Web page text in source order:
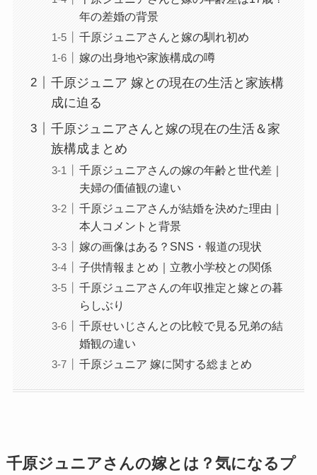
年の差婚の背景
千原ジュニアさんと嫁の馴れ初め
嫁の出身地や家族構成の噂
千原ジュニア 嫁との現在の生活と家族構
成に迫る
千原ジュニアさんと嫁の現在の生活＆家
族構成まとめ
千原ジュニアさんの嫁の年齢と世代差｜
夫婦の価値観の違い
千原ジュニアさんが結婚を決めた理由｜
本人コメントと背景
嫁の画像はある？SNS・報道の現状
子供情報まとめ｜立教小学校との関係
千原ジュニアさんの年収推定と嫁との暮
らしぶり
千原せいじさんとの比較で見る兄弟の結
婚観の違い
千原ジュニア 嫁に関する総まとめ
千原ジュニアさんの嫁とは？気になるプ